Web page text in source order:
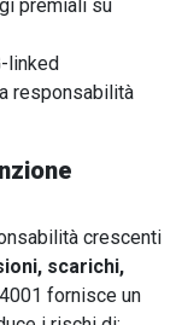
premiali su
linked
responsabilità
crescenti
scarichi,
fornisce un